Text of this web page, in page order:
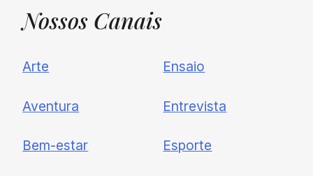
UNQUIET
Newsletter
nossas novidades.
NossosCanais
Arte
Aventura
Bem-estar
Ensaio
Entrevista
Esporte